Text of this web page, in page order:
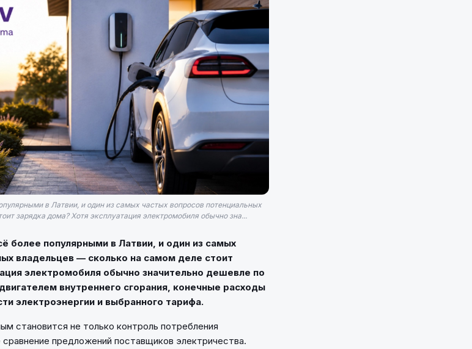
в Латвии, и один из самых частых вопросов потенциальных
зарядка дома? Хотя эксплуатация электромобиля обычно зна...
более популярными в Латвии, и один из самых
владельцев — сколько на самом деле стоит
электромобиля обычно значительно дешевле по
внутреннего сгорания, конечные расходы
электроэнергии и выбранного тарифа.
становится не только контроль потребления
сравнение предложений поставщиков электричества.